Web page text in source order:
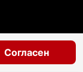
Согласен